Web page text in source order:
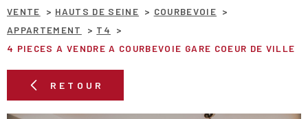
VENTE
HAUTS DE SEINE
COURBEVOIE
APPARTEMENT
T4
4 PIECES A VENDRE A COURBEVOIE GARE COEUR DE VILLE
RETOUR
VENTE